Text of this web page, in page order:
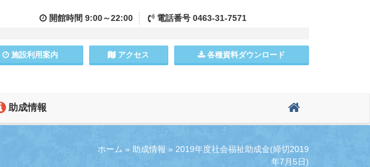
開館時間 9:00～22:00 電話番号0463-31-7571
施設利用案内 アクセス 各種資料ダウンロード
助成情報
ホーム » 助成情報 » 2019年度社会福祉助成金(締切2019
年7月5日)